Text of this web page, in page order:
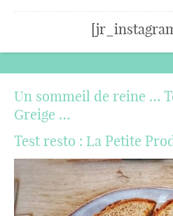
Un sommeil de reine …
Greige …
Test resto : La Petite